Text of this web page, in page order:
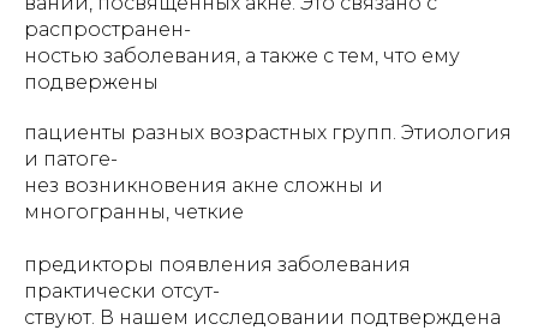
распространен-
ностью заболевания, а также с тем, что ему
подвержены
пациенты разных возрастных групп. Этиология
и патоге-
нез возникновения акне сложны и
многогранны, четкие
предикторы появления заболевания
практически отсут-
ствуют. В нашем исследовании подтверждена